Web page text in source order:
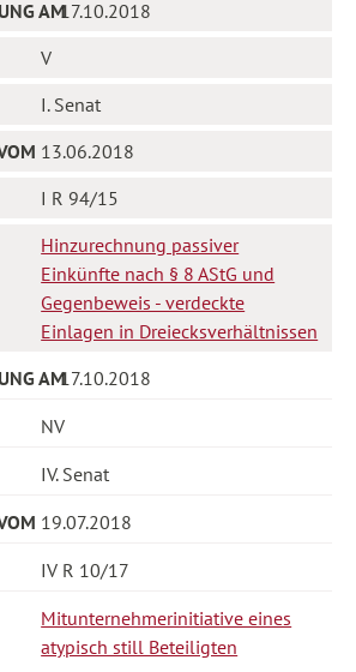
17.10.2018
V
I. Senat
13.06.2018
I R 94/15
Hinzurechnung passiver
Einkünfte nach § 8 AStG und
Gegenbeweis - verdeckte
Einlagen in Dreiecksverhältnissen
17.10.2018
NV
IV. Senat
19.07.2018
IV R 10/17
Mitunternehmerinitiative eines
atypisch still Beteiligten